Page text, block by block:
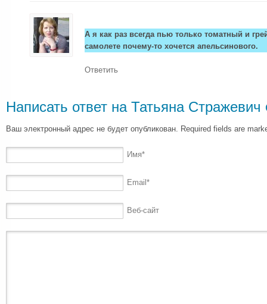
А я как раз всегда пью только томатный и
самолете почему-то хочется апельсинового.
Ответить
Написать ответ на Татьяна Стражевич
Ваш электронный адрес не будет опубликован. Required fields are
Имя*
Email *
Веб-сайт